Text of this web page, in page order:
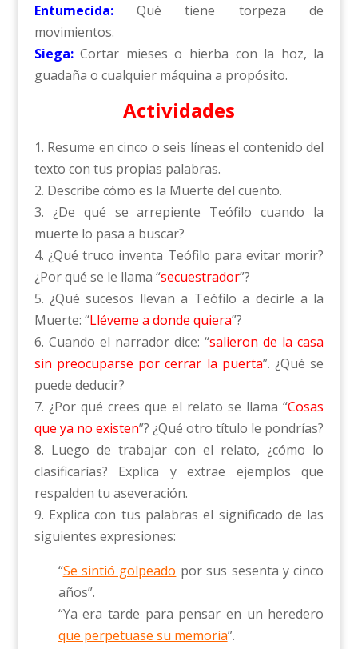
Entumecida:Qué tiene torpeza de
movimientos.
Siega:Cortar mieses o hierba con la hoz, la
guadaña o cualquier máquina a propósito.
Actividades
1. Resume en cinco o seis líneas el contenido del
texto con tus propias palabras.
2. Describe cómo es la Muerte del cuento.
3. ¿De qué se arrepiente Teófilo cuando la
muerte lo pasa a buscar?
4. ¿Qué truco inventa Teófilo para evitar morir?
¿Por qué se le llama “secuestrador”?
5. ¿Qué sucesos llevan a Teófilo a decirle a la
Muerte: “Lléveme a donde quiera”?
6. Cuando el narrador dice: “salieron de la casa
sin preocuparse por cerrar la puerta”. ¿Qué se
puede deducir?
7. ¿Por qué crees que el relato se llama “Cosas
que ya no existen”? ¿Qué otro título le pondrías?
8. Luego de trabajar con el relato, ¿cómo lo
clasificarías? Explica y extrae ejemplos que
respalden tu aseveración.
9. Explica con tus palabras el significado de las
siguientes expresiones:
“Se sintió golpeado por sus sesenta y cinco
años”.
“Ya era tarde para pensar en un heredero
que perpetuase su memoria”.